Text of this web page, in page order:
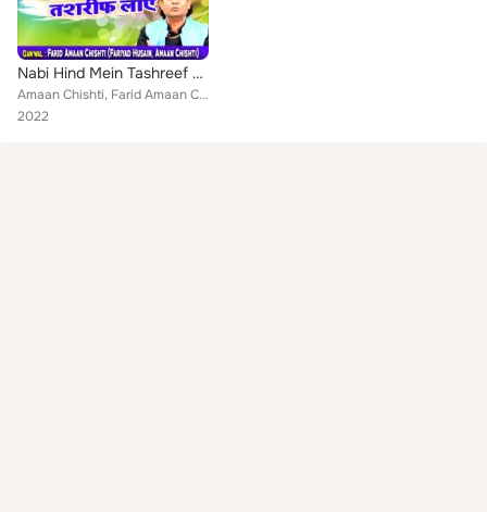
Nabi Hind Mein Tashreef Laye
Amaan Chishti, Farid Amaan Chishti
2022